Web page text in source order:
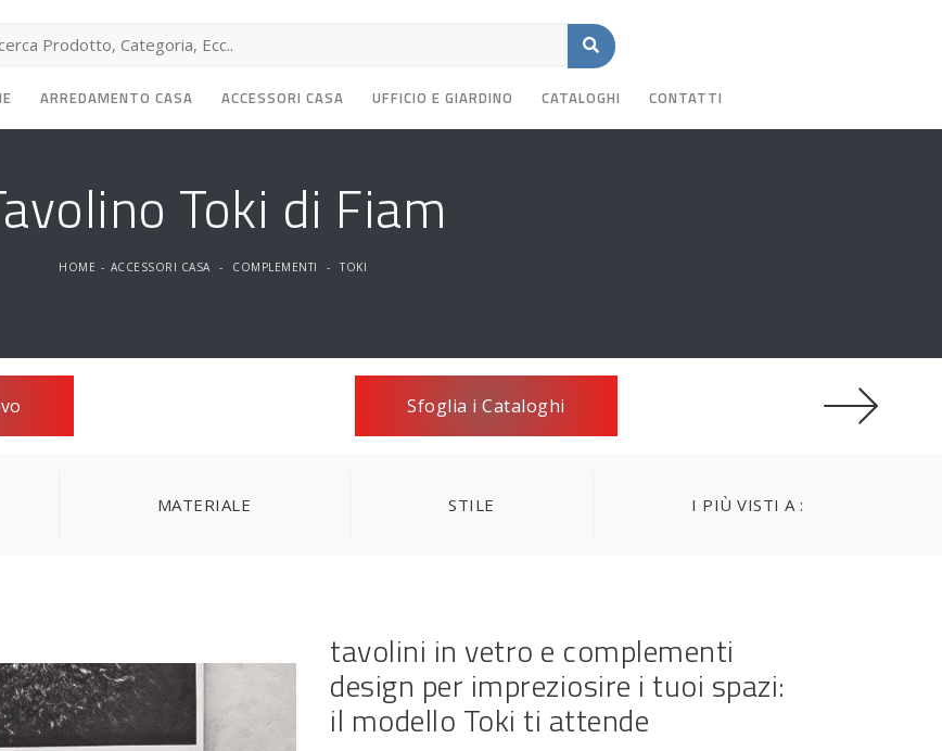
ARREDAMENTO CASA ACCESSORI CASA UFFICIO E GIARDINO CATALOGHI CONTATTI
Toki di Fiam
HOME - ACCESSORI CASA - COMPLEMENTI - TOKI
Sfoglia i Cataloghi
MATERIALE STILE I PIÙ VISTI A :
tavolini in vetro e complementi
design per impreziosire i tuoi spazi:
il modello Toki ti attende